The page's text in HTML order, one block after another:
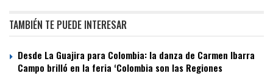
TAMBIÉN TE PUEDE INTERESAR
Desde La Guajira para Colombia: la danza de Carmen Ibarra
Campo brilló en la feria ‘Colombia son las Regiones